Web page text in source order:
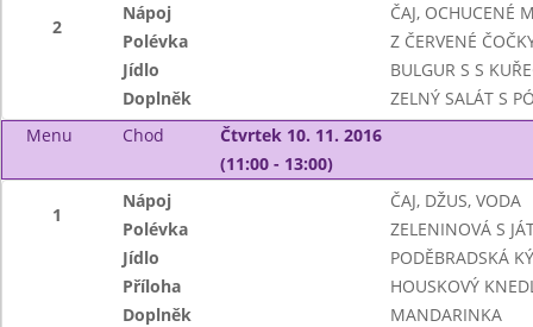
2
Nápoj
ČAJ, OCHUCENÉ
Polévka
Z ČERVENÉ
Jídlo
BULGUR S S
Doplněk
ZELNÝ SALÁT S
Menu
Chod
Čtvrtek 10. 11. 2016
(11:00 - 13:00)
1
Nápoj
ČAJ, DŽUS, VODA
Polévka
ZELENINOVÁ S
Jídlo
PODĚBRADSKÁ
Příloha
HOUSKOVÝ
Doplněk
MANDARINKA